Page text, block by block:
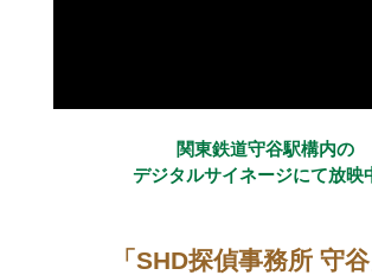
関東鉄道守谷駅構内の
デジタルサイネージにて放映
「SHD探偵事務所 守